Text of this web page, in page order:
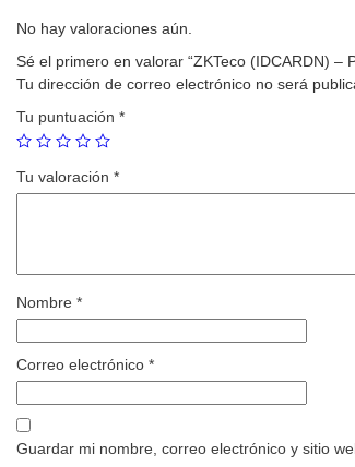
No hay valoraciones aún.
Sé el primero en valorar “ZKTeco (IDCARDN)
Tu dirección de correo electrónico no será
Tu puntuación *
Tu valoración *
Nombre *
Correo electrónico *
Guardar mi nombre, correo electrónico y sitio